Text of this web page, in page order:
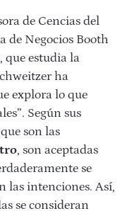
de Cencias del
de Negocios Booth
que estudia la
ha
explora lo que
Según sus
son las
, son aceptadas
se
las intenciones. Así,
se consideran